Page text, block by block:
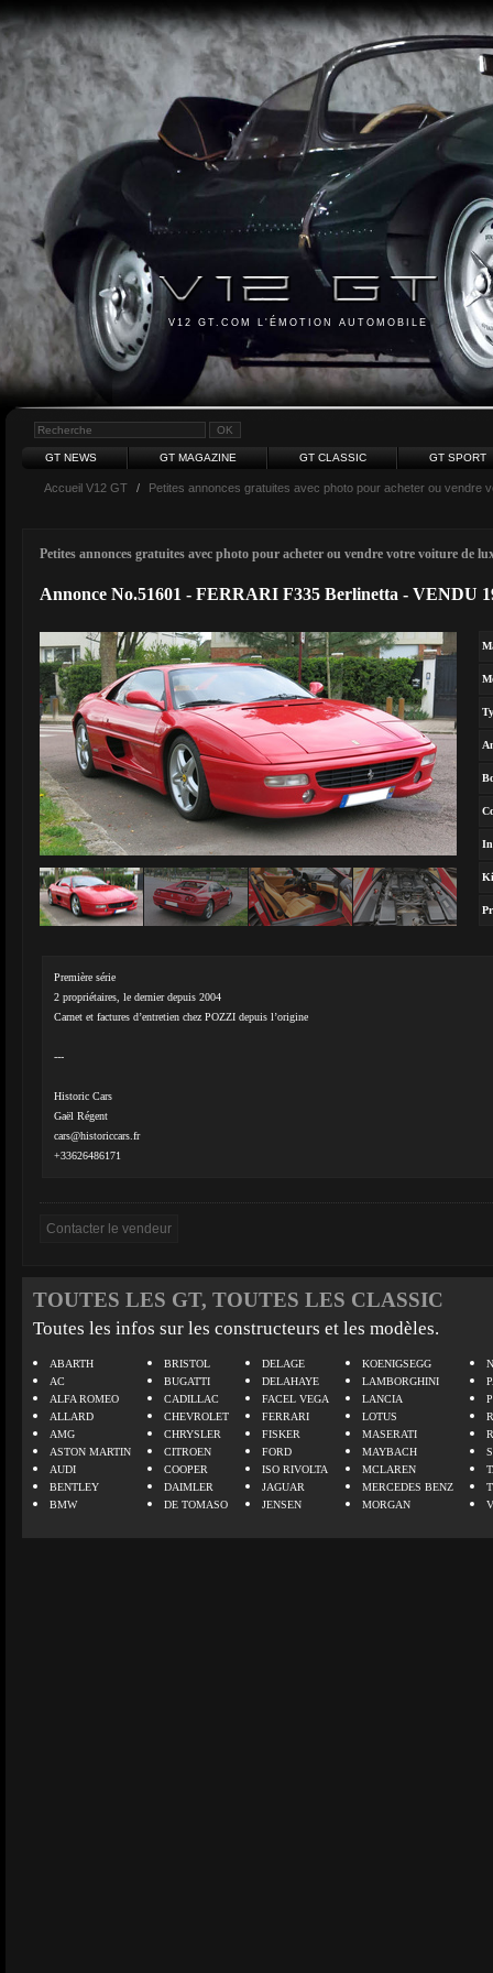
V12 GT.COM L'ÉMOTION AUTOMOBILE
GT NEWS GT MAGAZINE GT CLASSIC GT SPORT
Accueil V12 GT / Petites annonces gratuites avec photo pour acheter ou vendre
Petites annonces gratuites avec photo pour acheter ou vendre votre voiture de
Annonce No.51601 - FERRARI F335 Berlinetta - VENDU
Première série
2 propriétaires, le dernier depuis 2004
Carnet et factures d’entretien chez POZZI depuis l’origine
---
Historic Cars
Gaël Régent
cars@historiccars.fr
+33626486171
TOUTES LES GT, TOUTES LES CLASSIC
Toutes les infos sur les constructeurs et les modèles.
ABARTH
AC
ALFA ROMEO
ALLARD
AMG
ASTON MARTIN
AUDI
BENTLEY
BMW
BRISTOL
BUGATTI
CADILLAC
CHEVROLET
CHRYSLER
CITROEN
COOPER
DAIMLER
DE TOMASO
DELAGE
DELAHAYE
FACEL VEGA
FERRARI
FISKER
FORD
ISO RIVOLTA
JAGUAR
JENSEN
KOENIGSEGG
LAMBORGHINI
LANCIA
LOTUS
MASERATI
MAYBACH
MCLAREN
MERCEDES BENZ
MORGAN